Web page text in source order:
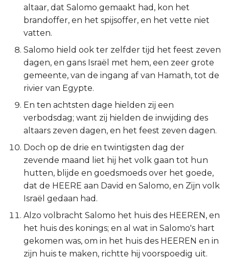
Jakobus
1 Petrus
2 Petrus
1 Johannes
2 Johannes
Judas
Openbaring
altaar, dat Salomo gemaakt had, kon het
brandoffer, en het spijsoffer, en het vette niet
vatten.
Salomo hield ook ter zelfder tijd het feest zeven
dagen, en gans Israël met hem, een zeer grote
gemeente, van de ingang af van Hamath, tot de
rivier van Egypte.
En ten achtsten dage hielden zij een
verbodsdag; want zij hielden de inwijding des
altaars zeven dagen, en het feest zeven dagen.
Doch op de drie en twintigsten dag der
zevende maand liet hij het volk gaan tot hun
hutten, blijde en goedsmoeds over het goede,
dat de HEERE aan David en Salomo, en Zijn volk
Israël gedaan had.
Alzo volbracht Salomo het huis des HEEREN, en
het huis des konings; en al wat in Salomo's hart
gekomen was, om in het huis des HEEREN en in
zijn huis te maken, richtte hij voorspoedig uit.